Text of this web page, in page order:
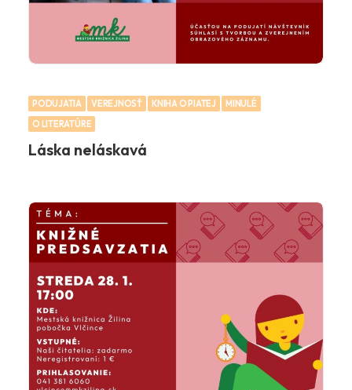
PODUJATIA VEREJNOSŤ KNIHA O PIATEJ
MINULÉ
O LITERATÚRE
Láska neláskavá